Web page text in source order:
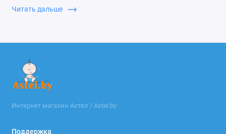
водителями и доставят массу положительных эмоций
оснащены множеством функций, звуковыми и световыми
сигналами, панелью приборов, рулем, световыми фарами,
лобовым стеклом, зеркалами заднего вида которые дарят
группам, потому как в зависимости от возраста малыша
Читать дальше
Интернет магазин Астел / Astel.by
Поддержка